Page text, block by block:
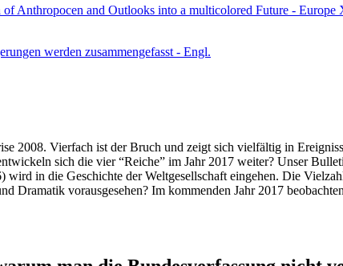
and Outlooks into a multicolored Future -
werden zusammengefasst - Engl.
2008. Vierfach ist der Bruch und zeigt sich vielfältig in
sich die vier “Reiche” im Jahr 2017 weiter? Unser
in die Geschichte der Weltgesellschaft eingehen. Die
Dramatik vorausgesehen? Im kommenden Jahr 2017